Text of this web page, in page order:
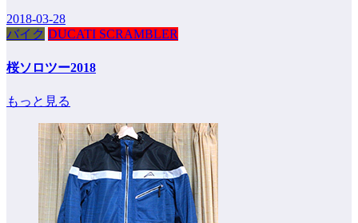
2018-03-28
バイク DUCATI SCRAMBLER
桜ソロツー2018
もっと見る